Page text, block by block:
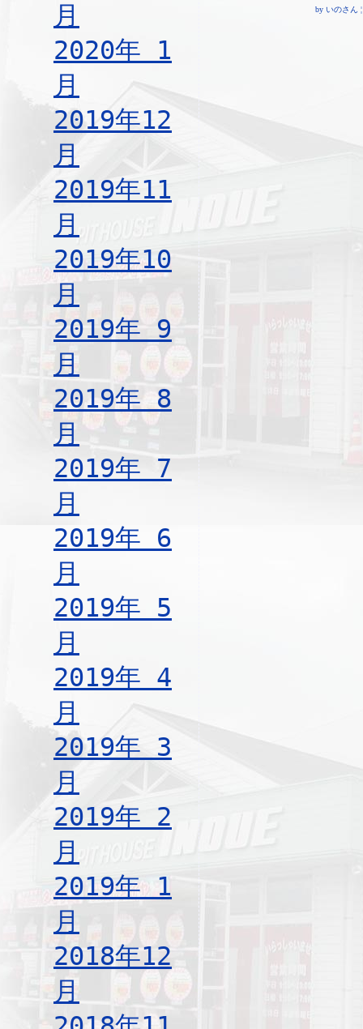
月
2020年 1
月
2019年12
月
2019年11
月
2019年10
月
2019年 9
月
2019年 8
月
2019年 7
月
2019年 6
月
2019年 5
月
2019年 4
月
2019年 3
月
2019年 2
月
2019年 1
月
2018年12
月
by いのさん